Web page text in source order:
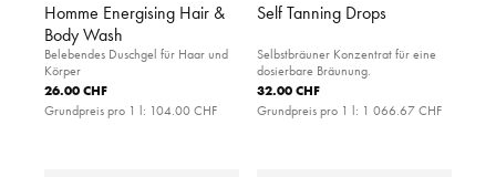
Homme Energising Hair &
Body Wash
Belebendes Duschgel für Haar und
Körper
26.00 CHF
Grundpreis pro 1 l: 104.00 CHF
Self Tanning Drops
Selbstbräuner Konzentrat für eine
dosierbare Bräunung.
32.00 CHF
Grundpreis pro 1 l: 1 066.67 CHF